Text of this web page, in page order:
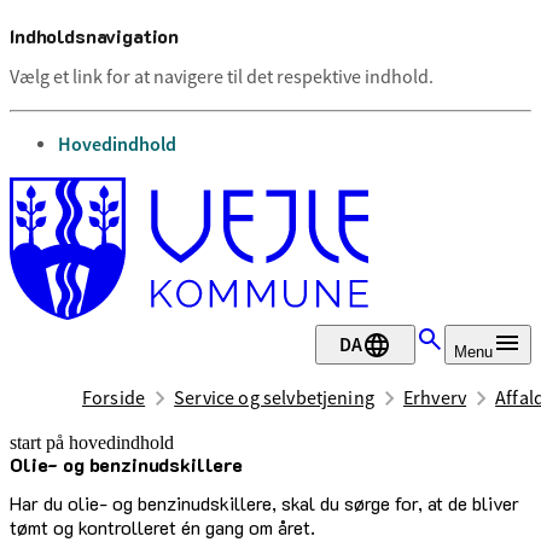
Indholdsnavigation
Vælg et link for at navigere til det respektive indhold.
gå til
Hovedindhold
DA Menu
Forside Service og selvbetjening Erhverv
start på hovedindhold
Olie- og benzinudskillere
Har du olie- og benzinudskillere, skal du sørge for, at de bliver
tømt og kontrolleret én gang om året.
senest opdateret 9. oktober 2025